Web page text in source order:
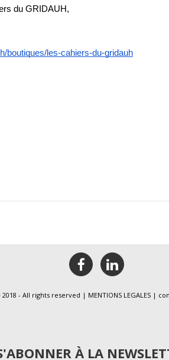
du GRIDAUH,
boutiques/les-cahiers-du-gridauh
facebooklinkedin
- All rights reserved | MENTIONS LEGALES|
À LA